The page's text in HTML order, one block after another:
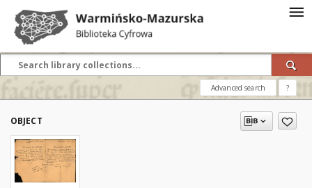
Advanced search ?
OBJECT